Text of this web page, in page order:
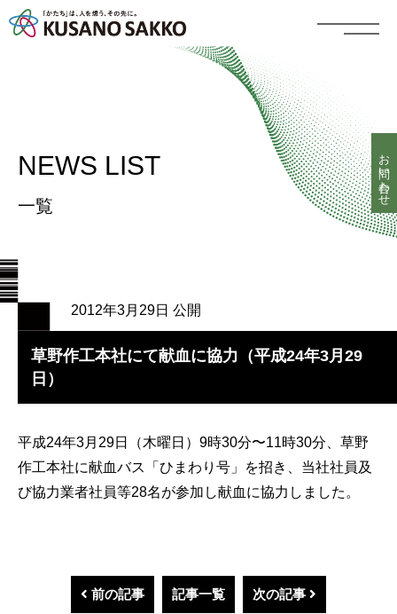
NEWS LIST
一覧
2012年3月29日 公開
草野作工本社にて献血に協力（平成24年3月29
日）
平成24年3月29日（木曜日）9時30分〜11時30分、草野
作工本社に献血バス「ひまわり号」を招き、当社社員及
び協力業者社員等28名が参加し献血に協力しました。
前の記事 記事一覧 次の記事
お問い合わせ